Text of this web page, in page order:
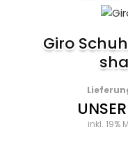
Giro
inkl. 19%